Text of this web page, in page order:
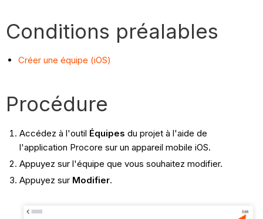
Conditions préalables
Créer une équipe (iOS)
Procédure
Accédez à l'outil Équipes du projet à l'aide de
l'application Procore sur un appareil mobile iOS.
Appuyez sur l'équipe que vous souhaitez modifier.
Appuyez sur Modifier.